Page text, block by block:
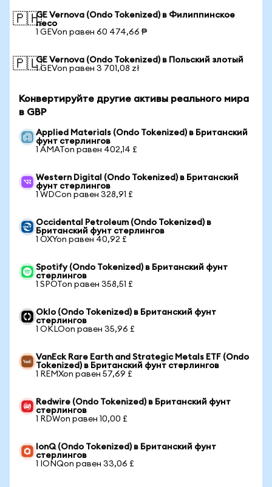
🇵🇭GE Vernova (Ondo Tokenized) в Филиппинское
песо
1 GEVon равен 60 474,66 ₱
🇵🇱GE Vernova (Ondo Tokenized) в Польский злотый
1 GEVon равен 3 701,08 zł
Конвертируйте другие активы реального мира
в GBP
Applied Materials (Ondo Tokenized) в Британский
фунт стерлингов
1 AMATon равен 402,14 £
Western Digital (Ondo Tokenized) в Британский
фунт стерлингов
1 WDCon равен 328,91 £
Occidental Petroleum (Ondo Tokenized) в
Британский фунт стерлингов
1 OXYon равен 40,92 £
Spotify (Ondo Tokenized) в Британский фунт
стерлингов
1 SPOTon равен 358,51 £
Oklo (Ondo Tokenized) в Британский фунт
стерлингов
1 OKLOon равен 35,96 £
VanEck Rare Earth and Strategic Metals ETF (Ondo
Tokenized) в Британский фунт стерлингов
1 REMXon равен 57,69 £
Redwire (Ondo Tokenized) в Британский фунт
стерлингов
1 RDWon равен 10,00 £
IonQ (Ondo Tokenized) в Британский фунт
стерлингов
1 IONQon равен 33,06 £